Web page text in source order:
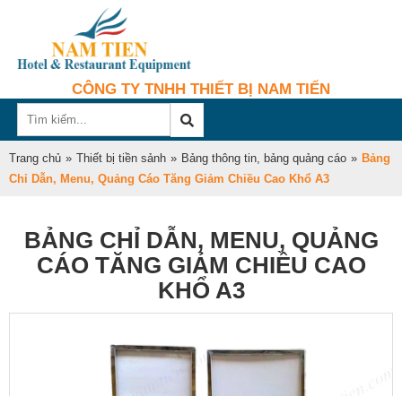
CÔNG TY TNHH THIẾT BỊ NAM TIẾN
Trang chủ » Thiết bị tiền sảnh » Bảng thông tin, bảng quảng cáo » Bảng
Chỉ Dẫn, Menu, Quảng Cáo Tăng Giảm Chiều Cao Khổ A3
BẢNG CHỈ DẪN, MENU, QUẢNG
CÁO TĂNG GIẢM CHIỀU CAO
KHỔ A3